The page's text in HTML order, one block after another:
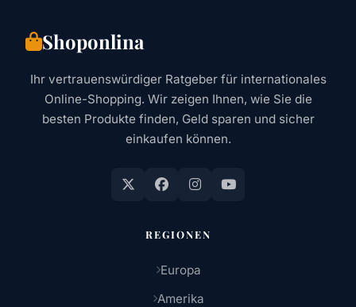
Shoponlina
Ihr vertrauenswürdiger Ratgeber für internationales
Online-Shopping. Wir zeigen Ihnen, wie Sie die
besten Produkte finden, Geld sparen und sicher
einkaufen können.
REGIONEN
Europa
Amerika